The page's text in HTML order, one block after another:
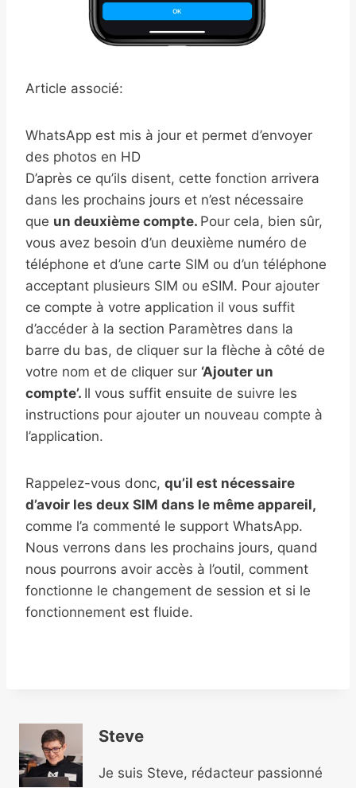
Article associé:
WhatsApp est mis à jour et permet d’envoyer
des photos en HD
D’après ce qu’ils disent, cette fonction arrivera
dans les prochains jours et n’est nécessaire
que un deuxième compte. Pour cela, bien sûr,
vous avez besoin d’un deuxième numéro de
téléphone et d’une carte SIM ou d’un téléphone
acceptant plusieurs SIM ou eSIM. Pour ajouter
ce compte à votre application il vous suffit
d’accéder à la section Paramètres dans la
barre du bas, de cliquer sur la flèche à côté de
votre nom et de cliquer sur ‘Ajouter un
compte’. Il vous suffit ensuite de suivre les
instructions pour ajouter un nouveau compte à
l’application.
Rappelez-vous donc, qu’il est nécessaire
d’avoir les deux SIM dans le même appareil,
comme l’a commenté le support WhatsApp.
Nous verrons dans les prochains jours, quand
nous pourrons avoir accès à l’outil, comment
fonctionne le changement de session et si le
fonctionnement est fluide.
Steve
Je suis Steve, rédacteur passionné